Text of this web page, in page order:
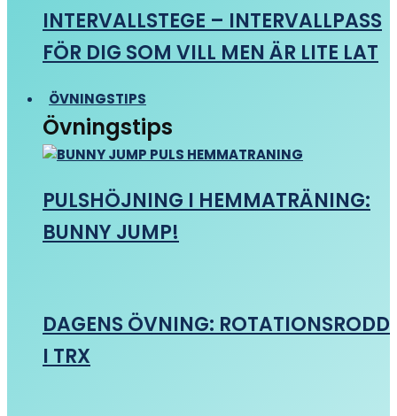
INTERVALLSTEGE – INTERVALLPASS
FÖR DIG SOM VILL MEN ÄR LITE LAT
ÖVNINGSTIPS
Övningstips
PULSHÖJNING I HEMMATRÄNING:
BUNNY JUMP!
DAGENS ÖVNING: ROTATIONSRODD
I TRX